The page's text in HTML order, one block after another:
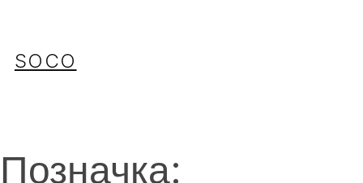
SOCO
Позначка: